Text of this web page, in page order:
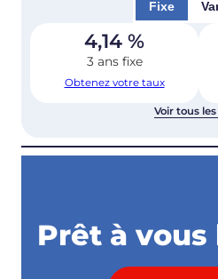
Fixe
4,14 %
3 ans fixe
Obtenez votre taux
Voir tous
Prêt à vous